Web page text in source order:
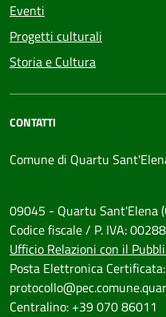
Eventi
Progetti culturali
Storia e Cultura
CONTATTI
Comune di Quartu
09045 - Quartu Sant'Elena
Codice fiscale / P. IVA:
Ufficio Relazioni con il
Posta Elettronica Certificata:
Centralino: +39 070 86011